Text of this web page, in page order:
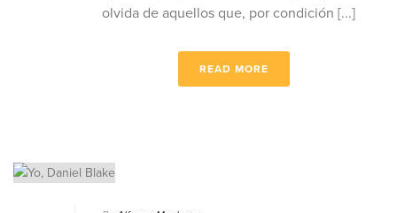
olvida de aquellos que, por condición [...]
READ MORE